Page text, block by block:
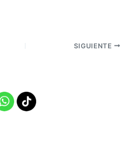
SIGUIENTE